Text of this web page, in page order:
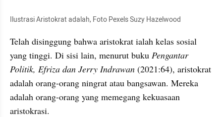
Ilustrasi Aristokrat adalah, Foto Pexels Suzy Hazelwood
Telah disinggung bahwa aristokrat ialah kelas sosial
yang tinggi. Di sisi lain, menurut buku Pengantar
Politik, Efriza dan Jerry Indrawan (2021:64), aristokrat
adalah orang-orang ningrat atau bangsawan. Mereka
adalah orang-orang yang memegang kekuasaan
aristokrasi.